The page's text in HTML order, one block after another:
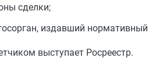
сделки;
издавший нормативный
выступает Росреестр.